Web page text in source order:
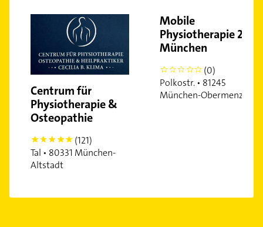
Obermenzing
Obersendling
Pasing
Perlach
Ramersdorf
Riem
Schwabing
Schwabing-West
Schwanthalerhöhe
Centrum für
Physiotherapie &
Osteopathie
5
(121)
Tal • 80331 München-
Altstadt
Mobile
Physiotherapie 24
München
0
(0)
Polkostr. • 81245
München-Obermenzing